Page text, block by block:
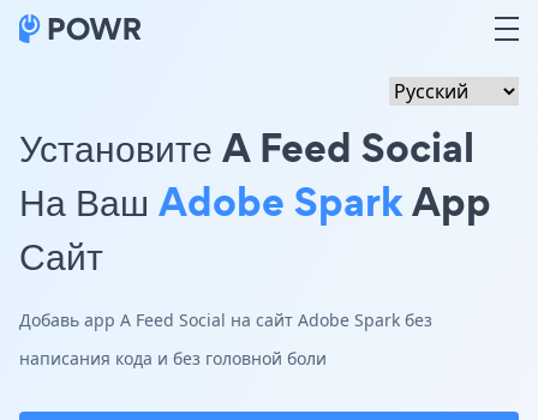
Установите A Feed Social
На Ваш Adobe SparkApp
Сайт
Добавь app A Feed Social на сайт Adobe Spark без
написания кода и без головной боли